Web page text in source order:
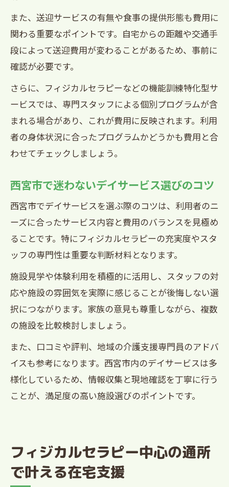
また、送迎サービスの有無や食事の提供形態も費用に
関わる重要なポイントです。自宅からの距離や交通手
段によって送迎費用が変わることがあるため、事前に
確認が必要です。
さらに、フィジカルセラピーなどの機能訓練特化型サ
ービスでは、専門スタッフによる個別プログラムが含
まれる場合があり、これが費用に反映されます。利用
者の身体状況に合ったプログラムかどうかも費用と合
わせてチェックしましょう。
西宮市で迷わないデイサービス選びのコツ
西宮市でデイサービスを選ぶ際のコツは、利用者のニ
ーズに合ったサービス内容と費用のバランスを見極め
ることです。特にフィジカルセラピーの充実度やスタ
ッフの専門性は重要な判断材料となります。
施設見学や体験利用を積極的に活用し、スタッフの対
応や施設の雰囲気を実際に感じることが後悔しない選
択につながります。家族の意見も尊重しながら、複数
の施設を比較検討しましょう。
また、口コミや評判、地域の介護支援専門員のアドバ
イスも参考になります。西宮市内のデイサービスは多
様化しているため、情報収集と現地確認を丁寧に行う
ことが、満足度の高い施設選びのポイントです。
フィジカルセラピー中心の通所
で叶える在宅支援